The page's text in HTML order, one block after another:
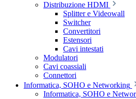
Distribuzione HDMI
Splitter e Videowall
Switcher
Convertitori
Estensori
Cavi intestati
Modulatori
Cavi coassiali
Connettori
Informatica, SOHO e Networking
Informatica, SOHO e